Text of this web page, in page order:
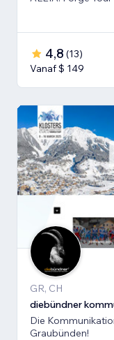
4,8 (13)
Vanaf $ 149
GR, CH
diebündner
Die
Graubünden!